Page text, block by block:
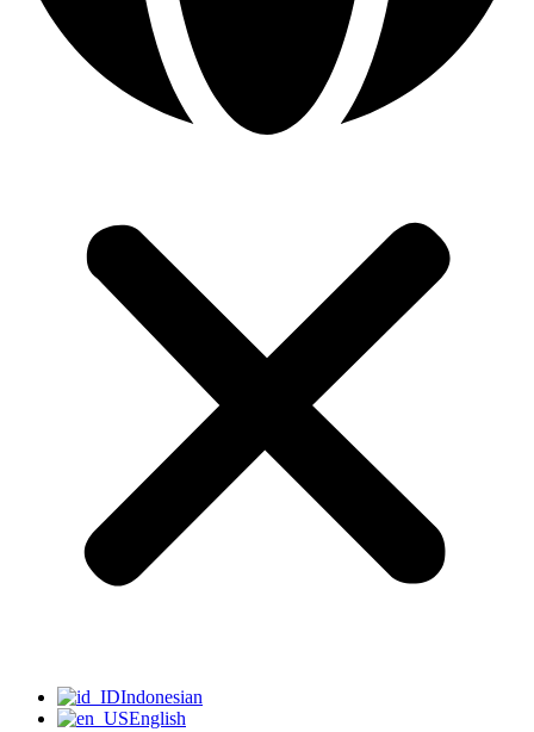
Indonesian
English